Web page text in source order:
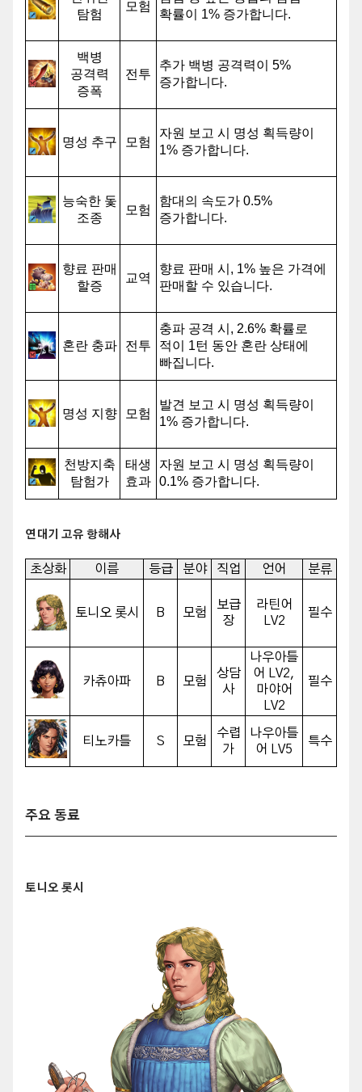
탐험
모험
확률이 1% 증가합니다.
백병
공격력
증폭
전투
추가 백병 공격력이 5%
증가합니다.
명성 추구 모험
자원 보고 시 명성 획득량이
1% 증가합니다.
능숙한 돛
조종
모험
함대의 속도가 0.5%
증가합니다.
향료 판매
할증
교역
향료 판매 시, 1% 높은 가격에
판매할 수 있습니다.
혼란 충파 전투
충파 공격 시, 2.6% 확률로
적이 1턴 동안 혼란 상태에
빠집니다.
명성 지향 모험
발견 보고 시 명성 획득량이
1% 증가합니다.
천방지축
탐험가
태생
효과
자원 보고 시 명성 획득량이
0.1% 증가합니다.
연대기 고유 항해사
초상화 이름 등급 분야 직업 언어 분류
토니오 롯시 B 모험
보급
장
라틴어
LV2
필수
카츄아파 B 모험
상담
사
나우아틀
어 LV2,
마야어
LV2
필수
티노카틀 S 모험
수렵
가
나우아틀
어 LV5
특수
주요 동료
토니오 롯시